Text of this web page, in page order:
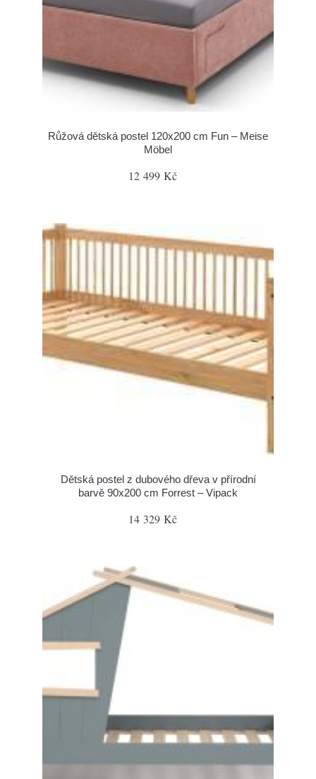
Růžová dětská postel 120x200 cm Fun – Meise
Möbel
12 499 Kč
Dětská postel z dubového dřeva v přírodní
barvě 90x200 cm Forrest – Vipack
14 329 Kč